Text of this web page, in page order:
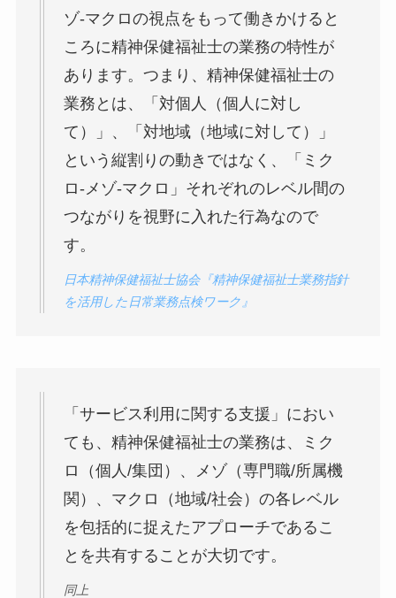
ゾ-マクロの視点をもって働きかけると
ころに精神保健福祉士の業務の特性が
あります。つまり、精神保健福祉士の
業務とは、「対個人（個人に対し
て）」、「対地域（地域に対して）」
という縦割りの動きではなく、「ミク
ロ-メゾ-マクロ」それぞれのレベル間の
つながりを視野に入れた行為なので
す。
日本精神保健福祉士協会『精神保健福祉士業務指針
を活用した日常業務点検ワーク』
「サービス利用に関する支援」におい
ても、精神保健福祉士の業務は、ミク
ロ（個人/集団）、メゾ（専門職/所属機
関）、マクロ（地域/社会）の各レベル
を包括的に捉えたアプローチであるこ
とを共有することが大切です。
同上